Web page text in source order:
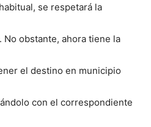
se respetará la
obstante, ahora tiene la
el destino en municipio
con el correspondiente